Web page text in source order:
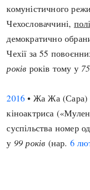
комуністичного
Чехословаччині,
демократично
Чехії за 55
років років тому у
2016 • Жа Жа (Сара)
кіноактриса
суспільства номер
у 99 років (нар. 6